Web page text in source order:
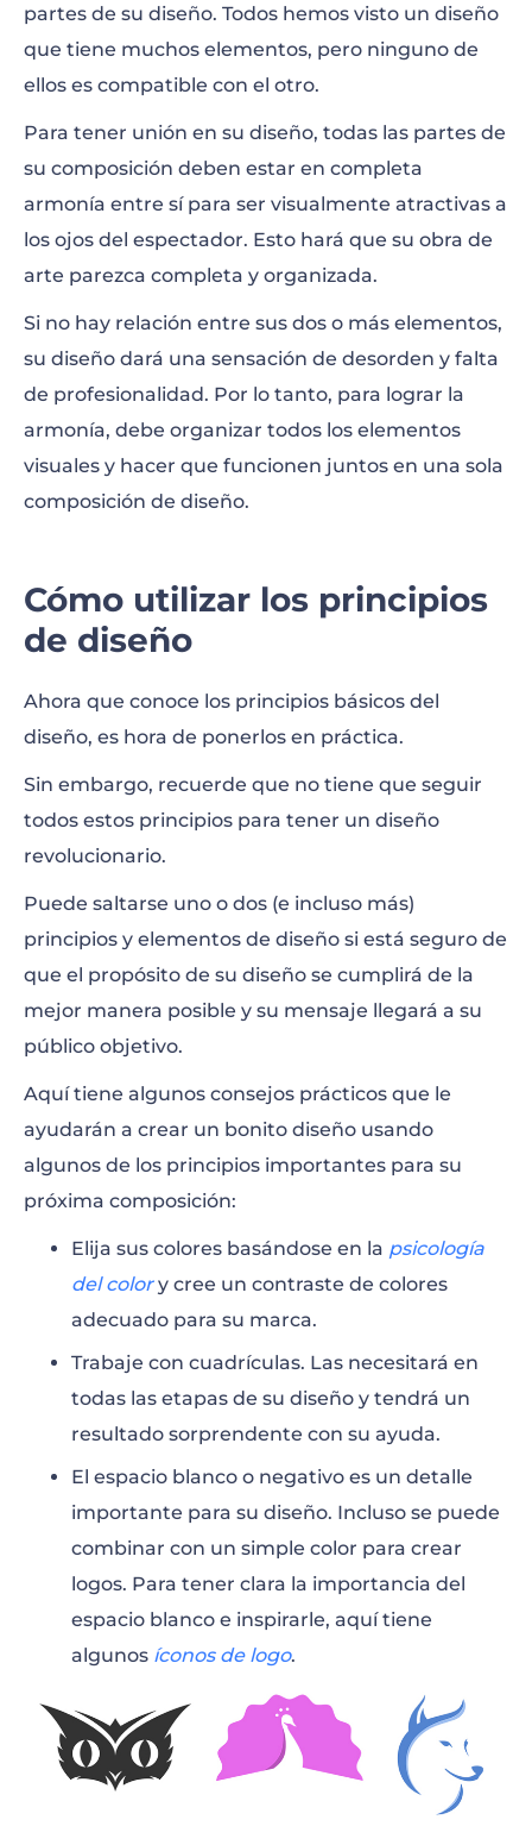
partes de su diseño. Todos hemos visto un diseño
que tiene muchos elementos, pero ninguno de
ellos es compatible con el otro.
Para tener unión en su diseño, todas las partes de
su composición deben estar en completa
armonía entre sí para ser visualmente atractivas a
los ojos del espectador. Esto hará que su obra de
arte parezca completa y organizada.
Si no hay relación entre sus dos o más elementos,
su diseño dará una sensación de desorden y falta
de profesionalidad. Por lo tanto, para lograr la
armonía, debe organizar todos los elementos
visuales y hacer que funcionen juntos en una sola
composición de diseño.
Cómo utilizar los principios
de diseño
Ahora que conoce los principios básicos del
diseño, es hora de ponerlos en práctica.
Sin embargo, recuerde que no tiene que seguir
todos estos principios para tener un diseño
revolucionario.
Puede saltarse uno o dos (e incluso más)
principios y elementos de diseño si está seguro de
que el propósito de su diseño se cumplirá de la
mejor manera posible y su mensaje llegará a su
público objetivo.
Aquí tiene algunos consejos prácticos que le
ayudarán a crear un bonito diseño usando
algunos de los principios importantes para su
próxima composición:
Elija sus colores basándose en la psicología
del colory cree un contraste de colores
adecuado para su marca.
Trabaje con cuadrículas. Las necesitará en
todas las etapas de su diseño y tendrá un
resultado sorprendente con su ayuda.
El espacio blanco o negativo es un detalle
importante para su diseño. Incluso se puede
combinar con un simple color para crear
logos. Para tener clara la importancia del
espacio blanco e inspirarle, aquí tiene
algunos íconos de logo.